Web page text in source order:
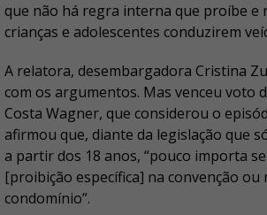
que não há regra interna que proíbe e
crianças e adolescentes conduzirem
A relatora, desembargadora Cristina
com os argumentos. Mas venceu voto
Costa Wagner, que considerou o
afirmou que, diante da legislação que
a partir dos 18 anos, “pouco importa
[proibição específica] na convenção ou
condomínio”.